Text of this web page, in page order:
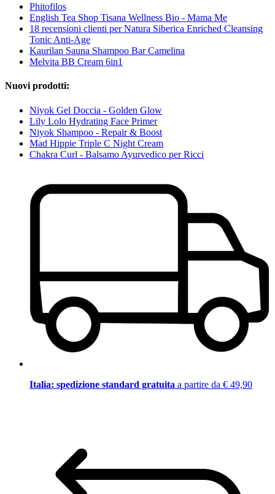
Phitofilos
English Tea Shop Tisana Wellness Bio - Mama Me
18 recensioni clienti per Natura Siberica Enriched Cleansing
Tonic Anti-Age
Kaurilan Sauna Shampoo Bar Camelina
Melvita BB Cream 6in1
Nuovi prodotti:
Niyok Gel Doccia - Golden Glow
Lily Lolo Hydrating Face Primer
Niyok Shampoo - Repair & Boost
Mad Hippie Triple C Night Cream
Chakra Curl - Balsamo Ayurvedico per Ricci
Italia: spedizione standard gratuita a partire da € 49,90